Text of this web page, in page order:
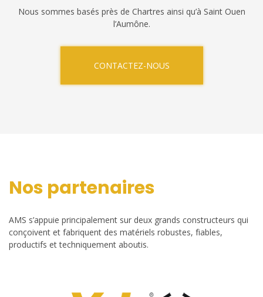
Nous sommes basés près de Chartres ainsi qu’à Saint Ouen
l’Aumône.
CONTACTEZ-NOUS
Nos partenaires
AMS s’appuie principalement sur deux grands constructeurs qui
conçoivent et fabriquent des matériels robustes, fiables,
productifs et techniquement aboutis.